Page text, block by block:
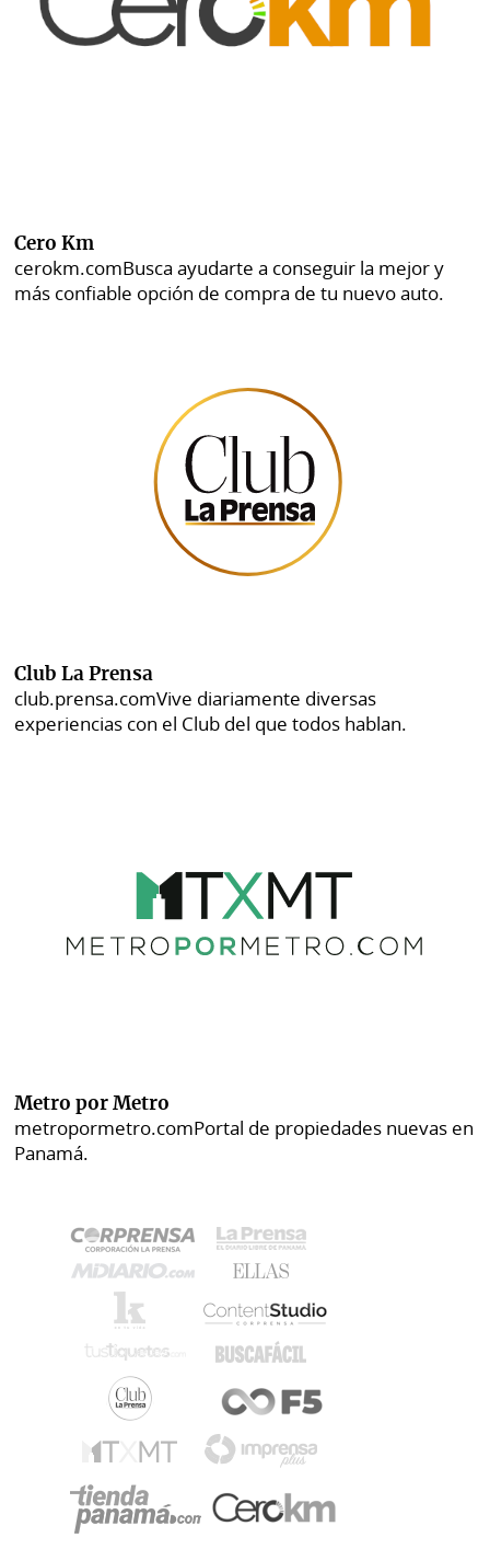
Cero Km
cerokm.comBusca ayudarte a conseguir la mejor y
más confiable opción de compra de tu nuevo auto.
Club La Prensa
club.prensa.comVive diariamente diversas
experiencias con el Club del que todos hablan.
Metro por Metro
metropormetro.comPortal de propiedades nuevas en
Panamá.